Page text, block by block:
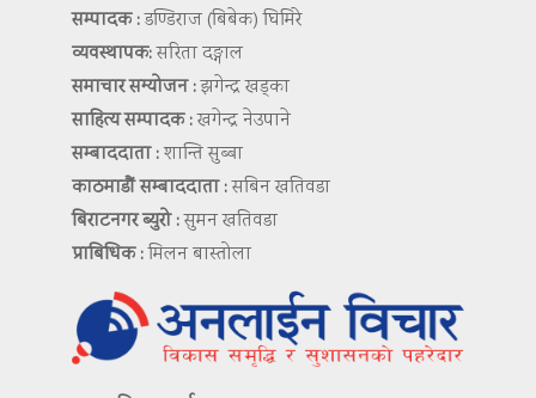
सम्पादक :डण्डिराज (बिबेक) घिमिरे
व्यवस्थापक:सरिता दङ्गाल
समाचार सम्योजन :झगेन्द्र खड्का
साहित्य सम्पादक :खगेन्द्र नेउपाने
सम्बाददाता :शान्ति सुब्बा
काठमाडौं सम्बाददाता :सबिन खतिवडा
बिराटनगर ब्युरो :सुमन खतिवडा
प्राबिधिक :मिलन बास्तोला